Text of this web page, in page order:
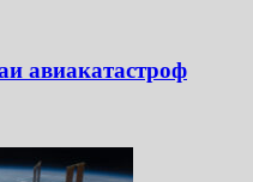
авиакатастроф